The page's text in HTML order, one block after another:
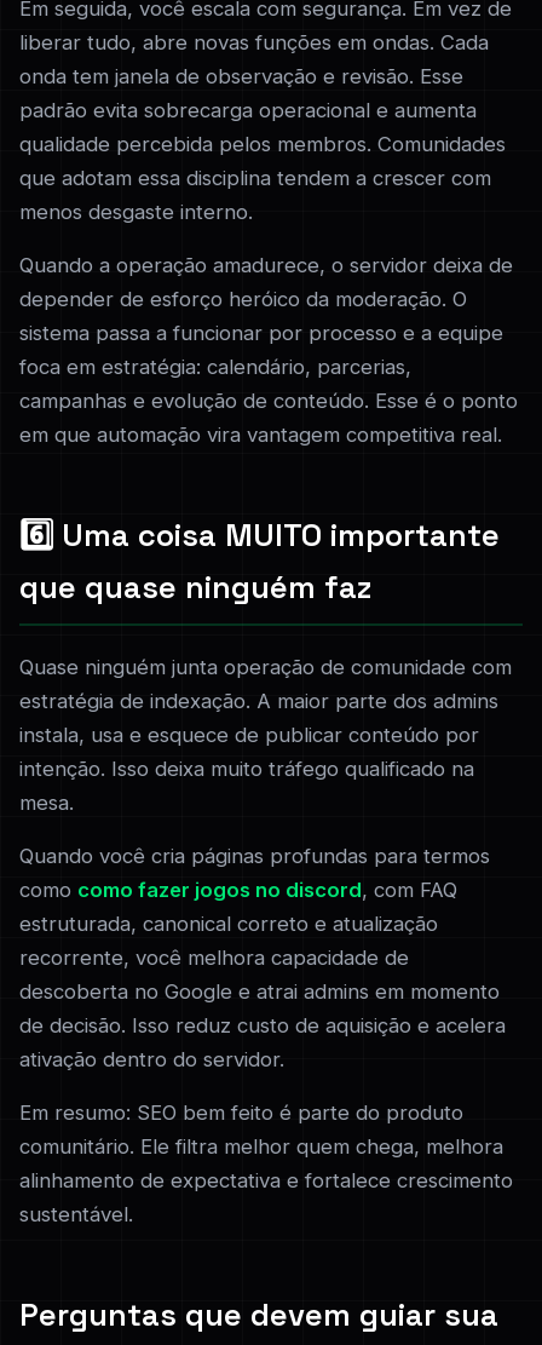
Em seguida, você escala com segurança. Em vez de
liberar tudo, abre novas funções em ondas. Cada
onda tem janela de observação e revisão. Esse
padrão evita sobrecarga operacional e aumenta
qualidade percebida pelos membros. Comunidades
que adotam essa disciplina tendem a crescer com
menos desgaste interno.
Quando a operação amadurece, o servidor deixa de
depender de esforço heróico da moderação. O
sistema passa a funcionar por processo e a equipe
foca em estratégia: calendário, parcerias,
campanhas e evolução de conteúdo. Esse é o ponto
em que automação vira vantagem competitiva real.
6️⃣ Uma coisa MUITO importante
que quase ninguém faz
Quase ninguém junta operação de comunidade com
estratégia de indexação. A maior parte dos admins
instala, usa e esquece de publicar conteúdo por
intenção. Isso deixa muito tráfego qualificado na
mesa.
Quando você cria páginas profundas para termos
como como fazer jogos no discord, com FAQ
estruturada, canonical correto e atualização
recorrente, você melhora capacidade de
descoberta no Google e atrai admins em momento
de decisão. Isso reduz custo de aquisição e acelera
ativação dentro do servidor.
Em resumo: SEO bem feito é parte do produto
comunitário. Ele filtra melhor quem chega, melhora
alinhamento de expectativa e fortalece crescimento
sustentável.
Perguntas que devem guiar sua